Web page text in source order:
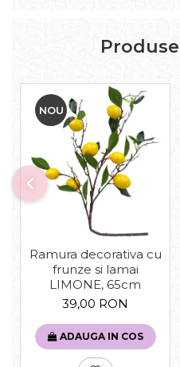
NOU
Ramura decorativa cu
frunze si lamai
LIMONE, 65cm
39,00 RON
ADAUGA IN COS